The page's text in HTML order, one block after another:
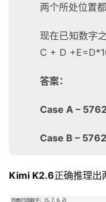
两个所处位置
现在已知数字
C + D
答案：
Case A –
Case B –
Kimi K2.6正确推理出